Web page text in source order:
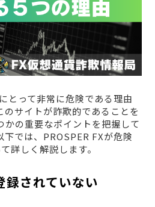
とって非常に危険である理由
のサイトが詐欺的であることを
かの重要なポイントを把握して
下では、PROSPER FXが危険
詳しく解説します。
録されていない